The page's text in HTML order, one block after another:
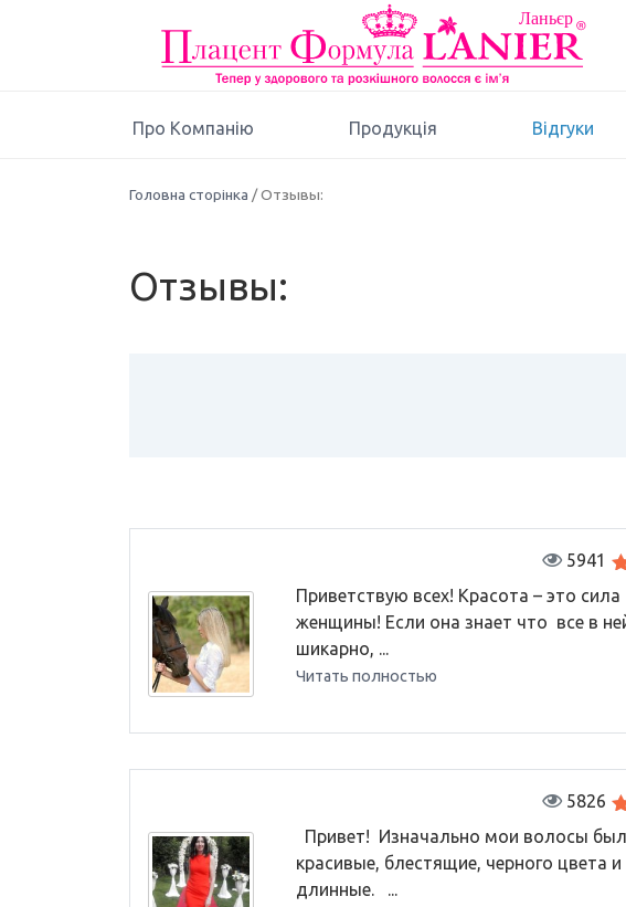
Про Компанію Продукція Відгуки
Головна сторінка / Отзывы:
Отзывы:
5941
Приветствую всех! Красота – это сила
женщины! Если она знает что все в
шикарно, ...
Читать полностью
5826
Привет! Изначально мои волосы
красивые, блестящие, черного цвета и
длинные. ...